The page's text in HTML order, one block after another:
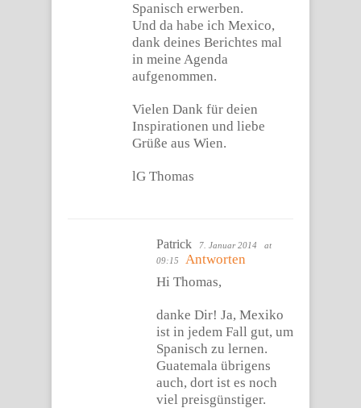
Spanisch erwerben.
Und da habe ich Mexico,
dank deines Berichtes mal
in meine Agenda
aufgenommen.
Vielen Dank für deien
Inspirationen und liebe
Grüße aus Wien.
lG Thomas
Patrick 7. Januar 2014
at
09:15
Antworten
Hi Thomas,
danke Dir! Ja, Mexiko
ist in jedem Fall gut, um
Spanisch zu lernen.
Guatemala übrigens
auch, dort ist es noch
viel preisgünstiger.